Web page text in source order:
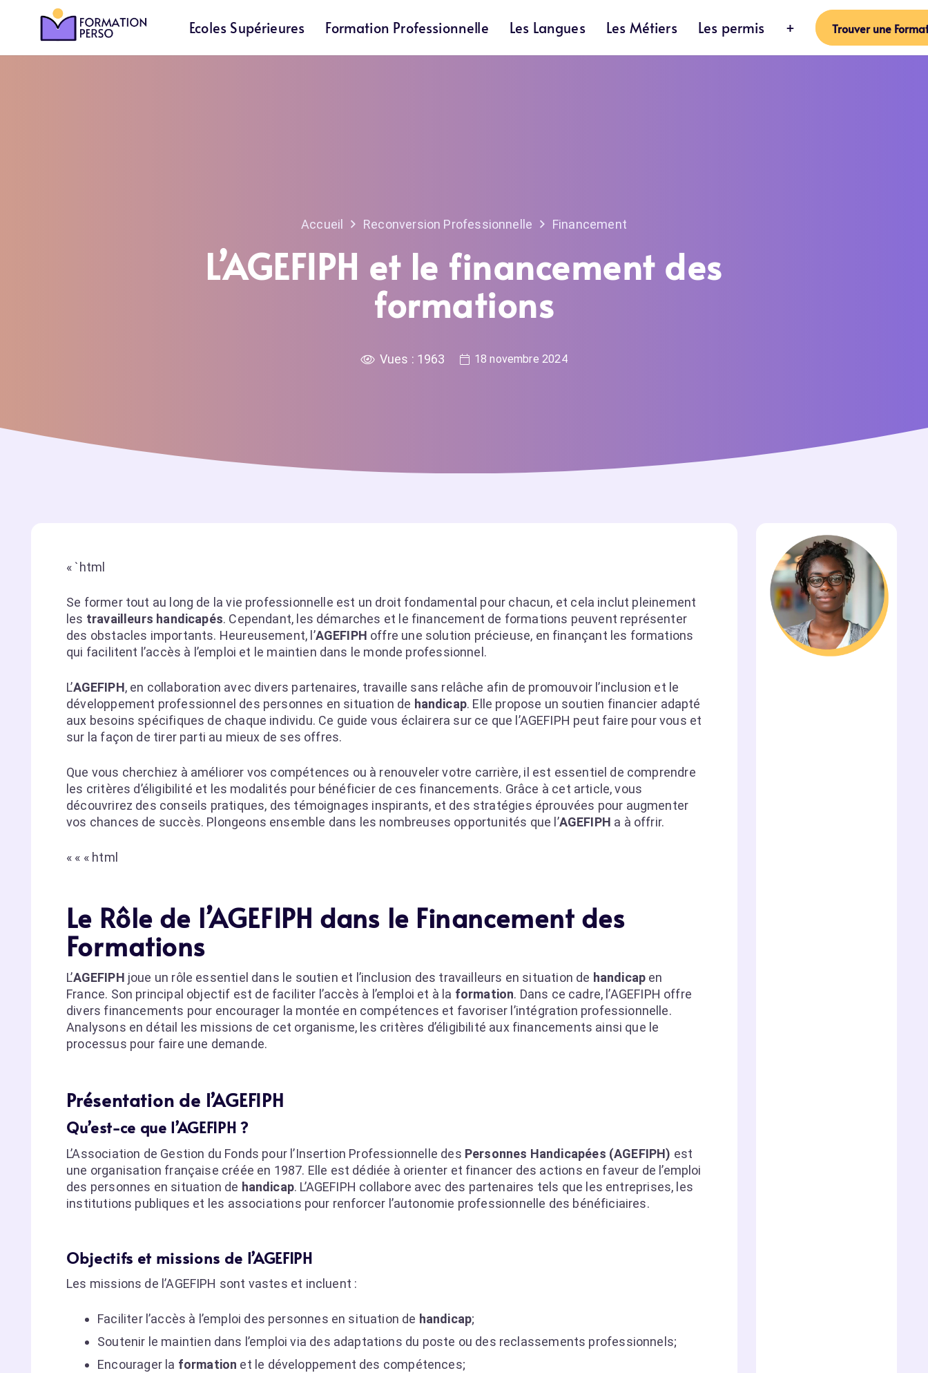
Ecoles Supérieures Formation Professionnelle Les Langues Les Métiers Les permis + Trouver une
Accueil Reconversion Professionnelle Financement
L’AGEFIPH et le financement des
formations
Vues : 1963 18 novembre 2024
« `html
Se former tout au long de la vie professionnelle est un droit fondamental pour chacun, et cela inclut pleinement
les travailleurs handicapés. Cependant, les démarches et le financement de formations peuvent représenter
des obstacles importants. Heureusement, l’AGEFIPH offre une solution précieuse, en finançant les formations
qui facilitent l’accès à l’emploi et le maintien dans le monde professionnel.
L’AGEFIPH, en collaboration avec divers partenaires, travaille sans relâche afin de promouvoir l’inclusion et le
développement professionnel des personnes en situation de handicap. Elle propose un soutien financier adapté
aux besoins spécifiques de chaque individu. Ce guide vous éclairera sur ce que l’AGEFIPH peut faire pour vous et
sur la façon de tirer parti au mieux de ses offres.
Que vous cherchiez à améliorer vos compétences ou à renouveler votre carrière, il est essentiel de comprendre
les critères d’éligibilité et les modalités pour bénéficier de ces financements. Grâce à cet article, vous
découvrirez des conseils pratiques, des témoignages inspirants, et des stratégies éprouvées pour augmenter
vos chances de succès. Plongeons ensemble dans les nombreuses opportunités que l’AGEFIPH a à offrir.
« « « html
Le Rôle de l’AGEFIPH dans le Financement des
Formations
L’AGEFIPH joue un rôle essentiel dans le soutien et l’inclusion des travailleurs en situation de handicap en
France. Son principal objectif est de faciliter l’accès à l’emploi et à la formation. Dans ce cadre, l’AGEFIPH offre
divers financements pour encourager la montée en compétences et favoriser l’intégration professionnelle.
Analysons en détail les missions de cet organisme, les critères d’éligibilité aux financements ainsi que le
processus pour faire une demande.
Présentation de l’AGEFIPH
Qu’est-ce que l’AGEFIPH ?
L’Association de Gestion du Fonds pour l’Insertion Professionnelle des Personnes Handicapées (AGEFIPH) est
une organisation française créée en 1987. Elle est dédiée à orienter et financer des actions en faveur de l’emploi
des personnes en situation de handicap. L’AGEFIPH collabore avec des partenaires tels que les entreprises, les
institutions publiques et les associations pour renforcer l’autonomie professionnelle des bénéficiaires.
Objectifs et missions de l’AGEFIPH
Les missions de l’AGEFIPH sont vastes et incluent :
Faciliter l’accès à l’emploi des personnes en situation de handicap;
Soutenir le maintien dans l’emploi via des adaptations du poste ou des reclassements professionnels;
Encourager la formation et le développement des compétences;